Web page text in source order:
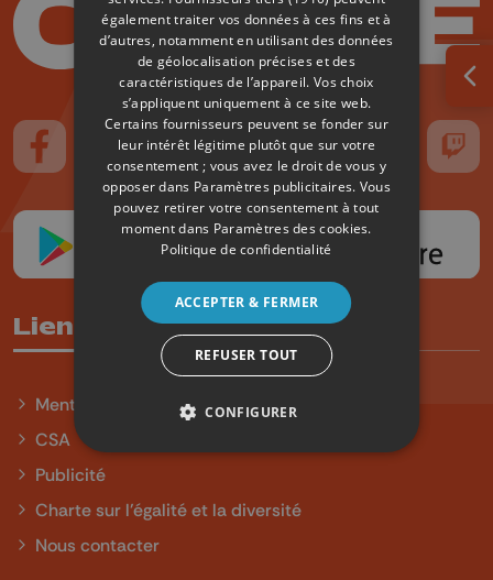
Suivez-nous sur FaceBook
Suivez-nous sur Instagram
Suivez-nous sur TikTokSuivez-nous sur YouTube
Suivez-nous
Liens utiles
Mentions légales
CSA
Publicité
Charte sur l'égalité et la diversité
Nous contacter
également traiter vos données à ces fins et à
d’autres, notamment en utilisant des données
de géolocalisation précises et des
caractéristiques de l’appareil. Vos choix
s’appliquent uniquement à ce site web.
Certains fournisseurs peuvent se fonder sur
leur intérêt légitime plutôt que sur votre
consentement ; vous avez le droit de vous y
opposer dans Paramètres publicitaires. Vous
pouvez retirer votre consentement à tout
moment dans Paramètres des cookies.
Politique de confidentialité
ACCEPTER & FERMER
REFUSER TOUT
CONFIGURER